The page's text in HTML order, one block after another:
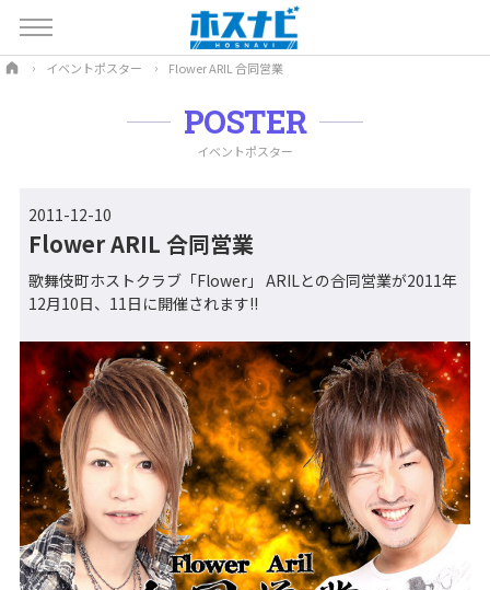
イベントポスター Flower ARIL 合同営業
POSTER
イベントポスター
2011-12-10
Flower ARIL 合同営業
歌舞伎町ホストクラブ「Flower」 ARILとの合同営業が2011年
12月10日、11日に開催されます!!